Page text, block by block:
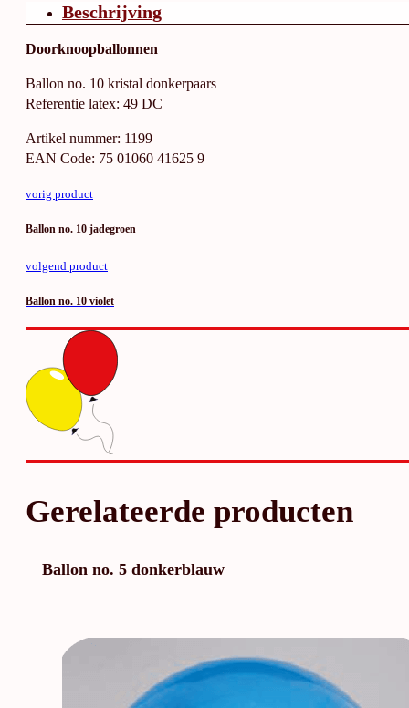
Beschrijving
Doorknoopballonnen
Ballon no. 10 kristal donkerpaars
Referentie latex: 49 DC
Artikel nummer: 1199
EAN Code: 75 01060 41625 9
vorig product
Ballon no. 10 jadegroen
volgend product
Ballon no. 10 violet
Gerelateerde producten
Ballon no. 5 donkerblauw